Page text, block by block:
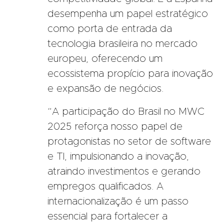
desempenha um papel estratégico
como porta de entrada da
tecnologia brasileira no mercado
europeu, oferecendo um
ecossistema propício para inovação
e expansão de negócios.
“A participação do Brasil no MWC
2025 reforça nosso papel de
protagonistas no setor de software
e TI, impulsionando a inovação,
atraindo investimentos e gerando
empregos qualificados. A
internacionalização é um passo
essencial para fortalecer a